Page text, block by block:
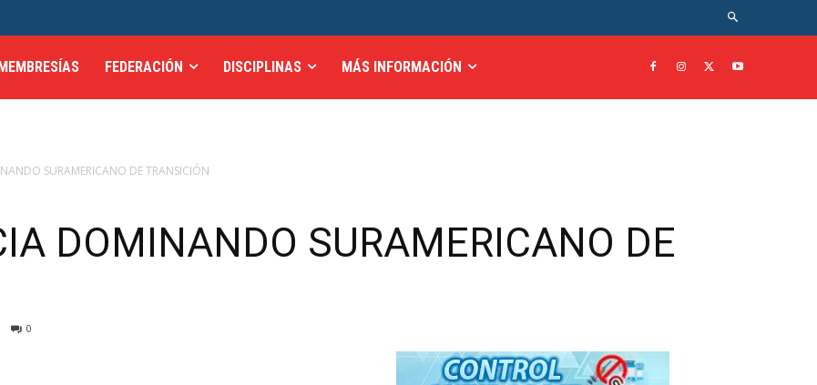
FEDERACIÓN DISCIPLINAS MÁS INFORMACIÓN
SURAMERICANO DE TRANSICIÓN
DOMINANDO SURAMERICANO DE
0